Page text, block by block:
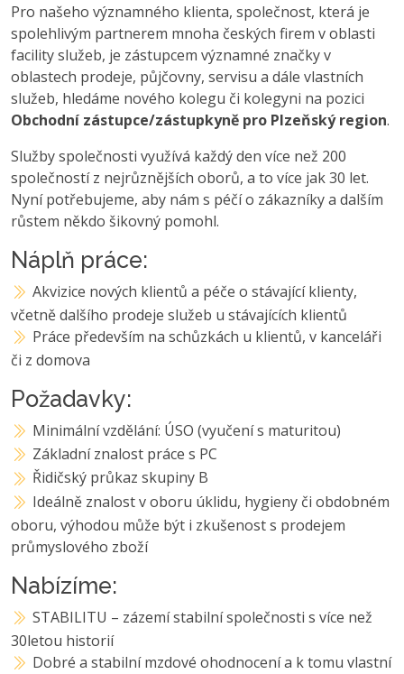
Pro našeho významného klienta, společnost, která je
spolehlivým partnerem mnoha českých firem v oblasti
facility služeb, je zástupcem významné značky v
oblastech prodeje, půjčovny, servisu a dále vlastních
služeb, hledáme nového kolegu či kolegyni na pozici
Obchodní zástupce/zástupkyně pro Plzeňský region.
Služby společnosti využívá každý den více než 200
společností z nejrůznějších oborů, a to více jak 30 let.
Nyní potřebujeme, aby nám s péčí o zákazníky a dalším
růstem někdo šikovný pomohl.
Náplň práce:
Akvizice nových klientů a péče o stávající klienty,
včetně dalšího prodeje služeb u stávajících klientů
Práce především na schůzkách u klientů, v kanceláři
či z domova
Požadavky:
Minimální vzdělání: ÚSO (vyučení s maturitou)
Základní znalost práce s PC
Řidičský průkaz skupiny B
Ideálně znalost v oboru úklidu, hygieny či obdobném
oboru, výhodou může být i zkušenost s prodejem
průmyslového zboží
Nabízíme:
STABILITU – zázemí stabilní společnosti s více než
30letou historií
Dobré a stabilní mzdové ohodnocení a k tomu vlastní